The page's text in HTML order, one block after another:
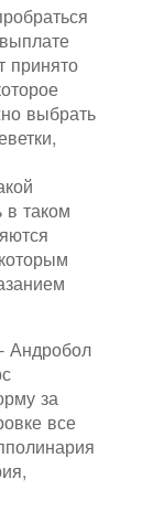
принято
выбрать
в таком
Андробол
за
все